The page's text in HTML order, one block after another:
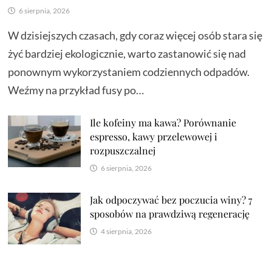
6 sierpnia, 2026
W dzisiejszych czasach, gdy coraz więcej osób stara się
żyć bardziej ekologicznie, warto zastanowić się nad
ponownym wykorzystaniem codziennych odpadów.
Weźmy na przykład fusy po…
Ile kofeiny ma kawa? Porównanie
espresso, kawy przelewowej i
rozpuszczalnej
6 sierpnia, 2026
Jak odpoczywać bez poczucia winy? 7
sposobów na prawdziwą regenerację
4 sierpnia, 2026